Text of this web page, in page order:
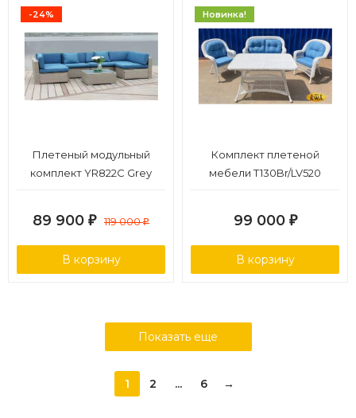
-24%
Плетеный модульный
комплект YR822C Grey
89 900 ₽ 119 000₽
В корзину
Новинка!
Комплект плетеной
мебели T130Br/LV520
99 000 ₽
В корзину
Показать еще
1 2 ... 6 →